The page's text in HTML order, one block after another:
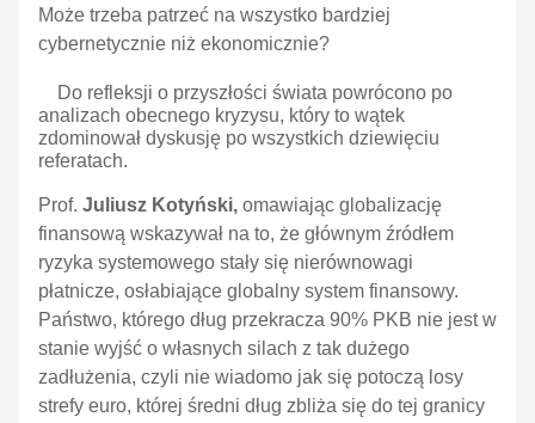
Może trzeba patrzeć na wszystko bardziej
cybernetycznie niż ekonomicznie?
Do refleksji o przyszłości świata powrócono po
analizach obecnego kryzysu, który to wątek
zdominował dyskusję po wszystkich dziewięciu
referatach.
Prof. Juliusz Kotyński, omawiając globalizację
finansową wskazywał na to, że głównym źródłem
ryzyka systemowego stały się nierównowagi
płatnicze, osłabiające globalny system finansowy.
Państwo, którego dług przekracza 90% PKB nie jest w
stanie wyjść o własnych silach z tak dużego
zadłużenia, czyli nie wiadomo jak się potoczą losy
strefy euro, której średni dług zbliża się do tej granicy